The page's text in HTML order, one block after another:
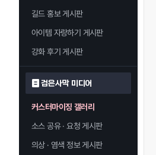
길드 홍보 게시판
아이템 자랑하기 게시판
강화 후기 게시판
검은사막 미디어
커스터마이징 갤러리
소스 공유 · 요청 게시판
의상 · 염색 정보 게시판